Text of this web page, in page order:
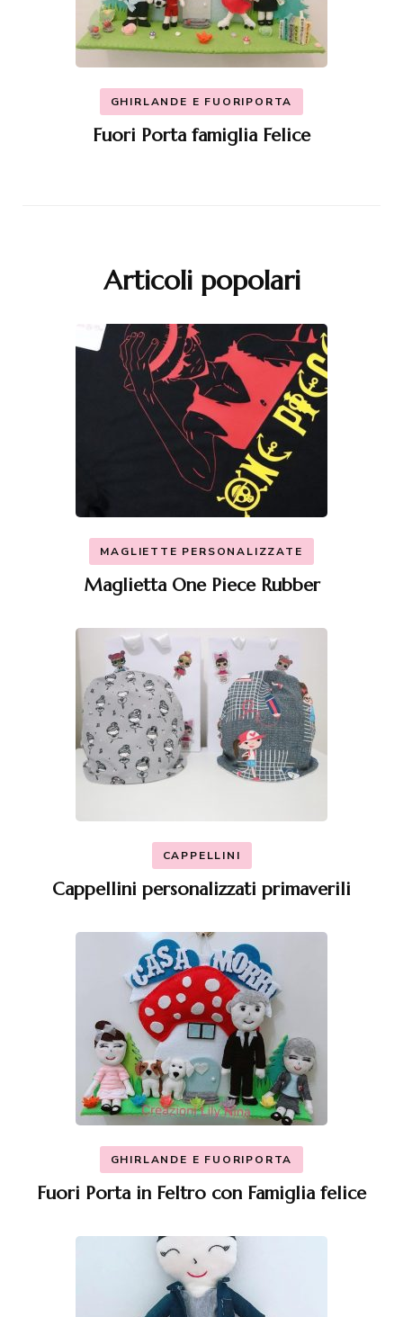
GHIRLANDE E FUORIPORTA
Fuori Porta famiglia Felice
Articoli popolari
MAGLIETTE PERSONALIZZATE
Maglietta One Piece Rubber
CAPPELLINI
Cappellini personalizzati primaverili
GHIRLANDE E FUORIPORTA
Fuori Porta in Feltro con Famiglia felice